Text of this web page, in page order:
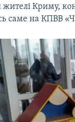
жителі Криму,
саме на КПВВ